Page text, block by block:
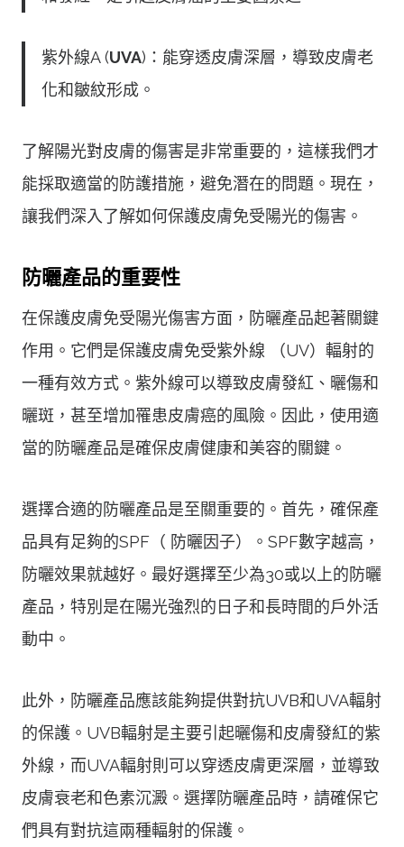
紫外線A (UVA)：能穿透皮膚深層，導致皮膚老
化和皺紋形成。
了解陽光對皮膚的傷害是非常重要的，這樣我們才
能採取適當的防護措施，避免潛在的問題。現在，
讓我們深入了解如何保護皮膚免受陽光的傷害。
防曬產品的重要性
在保護皮膚免受陽光傷害方面，防曬產品起著關鍵
作用。它們是保護皮膚免受紫外線 （UV）輻射的
一種有效方式。紫外線可以導致皮膚發紅、曬傷和
曬斑，甚至增加罹患皮膚癌的風險。因此，使用適
當的防曬產品是確保皮膚健康和美容的關鍵。
選擇合適的防曬產品是至關重要的。首先，確保產
品具有足夠的SPF（ 防曬因子）。SPF數字越高，
防曬效果就越好。最好選擇至少為30或以上的防曬
產品，特別是在陽光強烈的日子和長時間的戶外活
動中。
此外，防曬產品應該能夠提供對抗UVB和UVA輻射
的保護。UVB輻射是主要引起曬傷和皮膚發紅的紫
外線，而UVA輻射則可以穿透皮膚更深層，並導致
皮膚衰老和色素沉澱。選擇防曬產品時，請確保它
們具有對抗這兩種輻射的保護。